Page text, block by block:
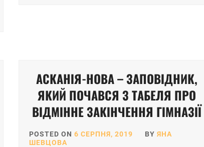
АСКАНІЯ-НОВА – ЗАПОВІДНИК,
ЯКИЙ ПОЧАВСЯ З ТАБЕЛЯ ПРО
ВІДМІННЕ ЗАКІНЧЕННЯ ГІМНАЗІЇ
POSTED ON 6 СЕРПНЯ, 2019 BY ЯНА
ШЕВЦОВА